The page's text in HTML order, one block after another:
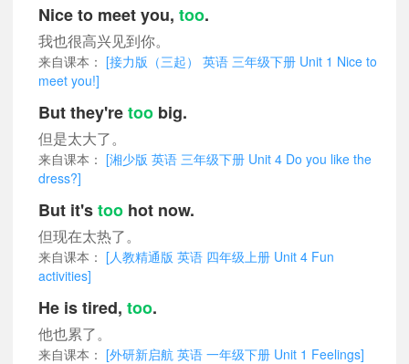
Nice to meet you, too.
我也很高兴见到你。
来自课本： [接力版（三起） 英语 三年级下册 Unit 1 Nice to
meet you!]
But they'retoo big.
但是太大了。
来自课本： [湘少版 英语 三年级下册 Unit 4 Do you like the
dress?]
But it'stoo hot now.
但现在太热了。
来自课本： [人教精通版 英语 四年级上册 Unit 4 Fun
activities]
He is tired, too.
他也累了。
来自课本： [外研新启航 英语 一年级下册 Unit 1 Feelings]